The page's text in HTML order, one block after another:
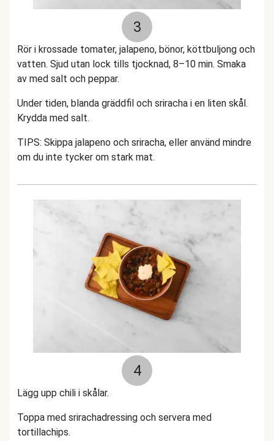
3
Rör i krossade tomater, jalapeno, bönor, köttbuljong och
vatten. Sjud utan lock tills tjocknad, 8–10 min. Smaka
av med salt och peppar.
Under tiden, blanda gräddfil och sriracha i en liten skål.
Krydda med salt.
TIPS: Skippa jalapeno och sriracha, eller använd mindre
om du inte tycker om stark mat.
4
Lägg upp chili i skålar.
Toppa med srirachadressing och servera med
tortillachips.